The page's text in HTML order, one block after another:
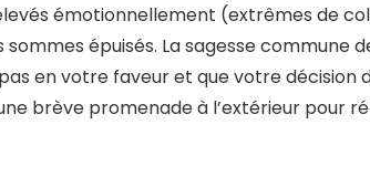
émotionnellement (extrêmes de
sommes épuisés. La sagesse commune
en votre faveur et que votre décision
brève promenade à l’extérieur pour